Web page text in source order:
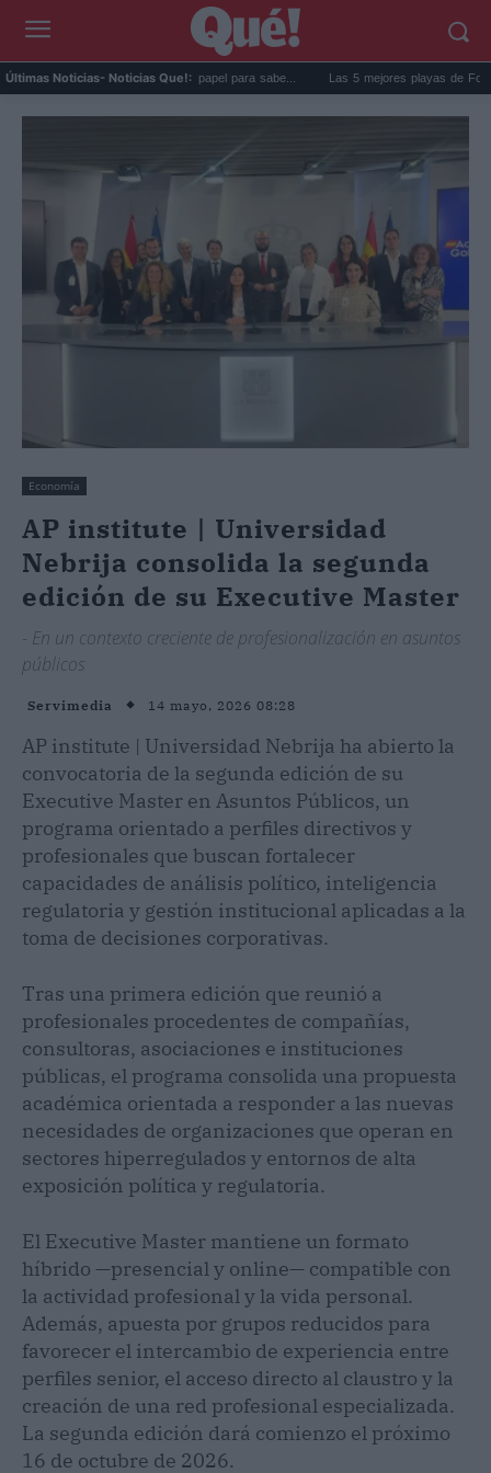
Últimas Noticias- Noticias Que!:
la nevera: el truco del papel para sabe... Las 5 mejores playas de Formentera
Economía
AP institute | Universidad
Nebrija consolida la segunda
edición de su Executive Master
- En un contexto creciente de profesionalización en asuntos
públicos
Servimedia 14 mayo, 2026 08:28
AP institute | Universidad Nebrija ha abierto la
convocatoria de la segunda edición de su
Executive Master en Asuntos Públicos, un
programa orientado a perfiles directivos y
profesionales que buscan fortalecer
capacidades de análisis político, inteligencia
regulatoria y gestión institucional aplicadas a la
toma de decisiones corporativas.
Tras una primera edición que reunió a
profesionales procedentes de compañías,
consultoras, asociaciones e instituciones
públicas, el programa consolida una propuesta
académica orientada a responder a las nuevas
necesidades de organizaciones que operan en
sectores hiperregulados y entornos de alta
exposición política y regulatoria.
El Executive Master mantiene un formato
híbrido —presencial y online— compatible con
la actividad profesional y la vida personal.
Además, apuesta por grupos reducidos para
favorecer el intercambio de experiencia entre
perfiles senior, el acceso directo al claustro y la
creación de una red profesional especializada.
La segunda edición dará comienzo el próximo
16 de octubre de 2026.